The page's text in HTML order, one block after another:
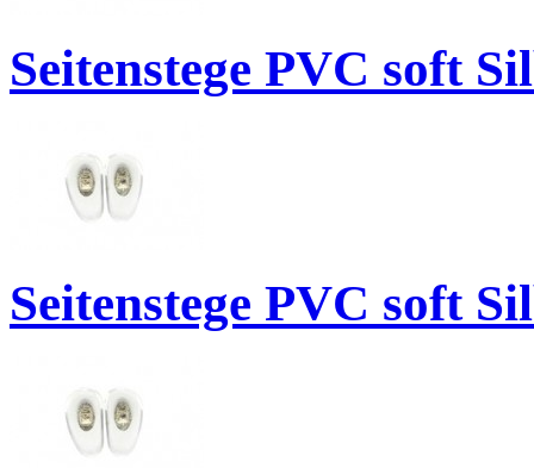
Seitenstege PVC soft
Seitenstege PVC soft